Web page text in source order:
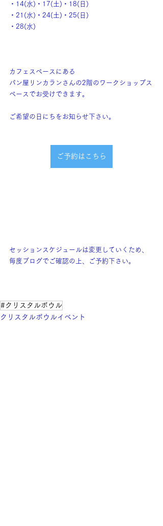
・14(水)・17(土)・18(日)
・21(水)・24(土)・25(日)
・28(水)
カフェスペースにある
パン屋リンカランさんの2階のワークショップス
ペースでお受けできます。
ご希望の日にちをお知らせ下さい。
ご予約はこちら
セッションスケジュールは変更していくため、
毎度ブログでご確認の上、ご予約下さい。
#クリスタルボウル
クリスタルボウルイベント